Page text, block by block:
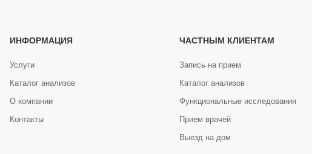
ИНФОРМАЦИЯ
Услуги
Каталог анализов
О компании
Контакты
ЧАСТНЫМ КЛИЕНТАМ
Запись на прием
Каталог анализов
Функциональные исследования
Прием врачей
Выезд на дом